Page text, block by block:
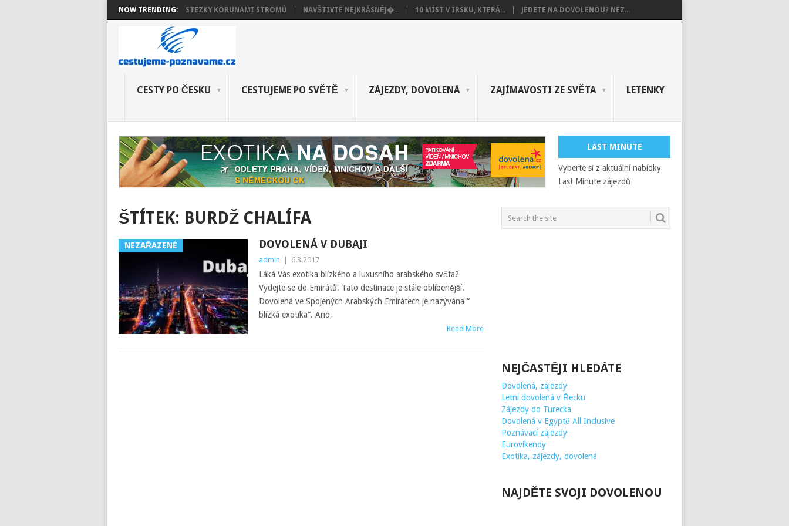
NOW TRENDING: STEZKY KORUNAMI STROMŮ NAVŠTIVTE NEJKRÁSNĚJ�... 10 MÍST V IRSKU, KTERÁ... JEDETE NA DOVOLENOU? NEZ...
CESTY PO ČESKU CESTUJEME PO SVĚTĚ ZÁJEZDY, DOVOLENÁ ZAJÍMAVOSTI ZE SVĚTA LETENKY
LAST MINUTE
Vyberte si z aktuální nabídky
Last Minute zájezdů
ŠTÍTEK: BURDŽ CHALÍFA
NEZAŘAZENÉ DOVOLENÁ V DUBAJI
admin 6.3.2017
Láká Vás exotika blízkého a luxusního arabského světa?
Vydejte se do Emirátů. Tato destinace je stále oblíbenější.
Dovolená ve Spojených Arabských Emirátech je nazývána “
blízká exotika“. Ano,
Read More
NEJČASTĚJI HLEDÁTE
Dovolená, zájezdy
Letní dovolená v Řecku
Zájezdy do Turecka
Dovolená v Egyptě All Inclusive
Poznávací zájezdy
Eurovíkendy
Exotika, zájezdy, dovolená
NAJDĚTE SVOJI DOVOLENOU